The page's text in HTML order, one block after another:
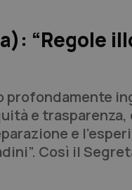
“Regole
profondamente
e trasparenza,
e
Così il